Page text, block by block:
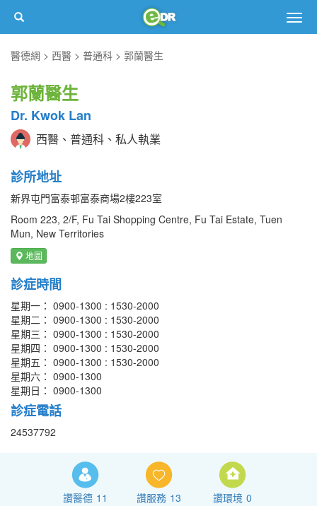
醫德網
西醫 普通科 郭蘭醫生
郭蘭醫生
Dr. Kwok Lan
西醫、普通科、私人執業
診所地址
新界屯門富泰邨富泰商場2樓223室
Room 223, 2/F, Fu Tai Shopping Centre, Fu Tai Estate, Tuen
Mun, New Territories
地圖
診症時間
星期一： 0900-1300 : 1530-2000
星期二： 0900-1300 : 1530-2000
星期三： 0900-1300 : 1530-2000
星期四： 0900-1300 : 1530-2000
星期五： 0900-1300 : 1530-2000
星期六： 0900-1300
星期日： 0900-1300
診症電話
24537792
讚醫德 11 讚服務 13 讚環境 0